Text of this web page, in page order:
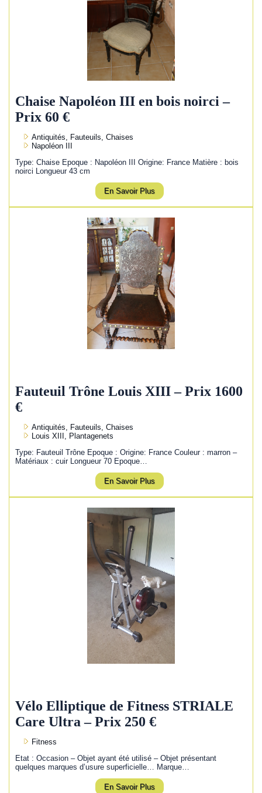
Chaise Napoléon III en bois noirci –
Prix 60 €
Antiquités, Fauteuils, Chaises
Napoléon III
Type: Chaise Epoque : Napoléon III Origine: France Matière : bois
noirci Longueur 43 cm
En Savoir Plus
Fauteuil Trône Louis XIII – Prix 1600
€
Antiquités, Fauteuils, Chaises
Louis XIII, Plantagenets
Type: Fauteuil Trône Epoque : Origine: France Couleur : marron –
Matériaux : cuir Longueur 70 Epoque…
En Savoir Plus
Vélo Elliptique de Fitness STRIALE
Care Ultra – Prix 250 €
Fitness
Etat : Occasion – Objet ayant été utilisé – Objet présentant
quelques marques d’usure superficielle… Marque…
En Savoir Plus